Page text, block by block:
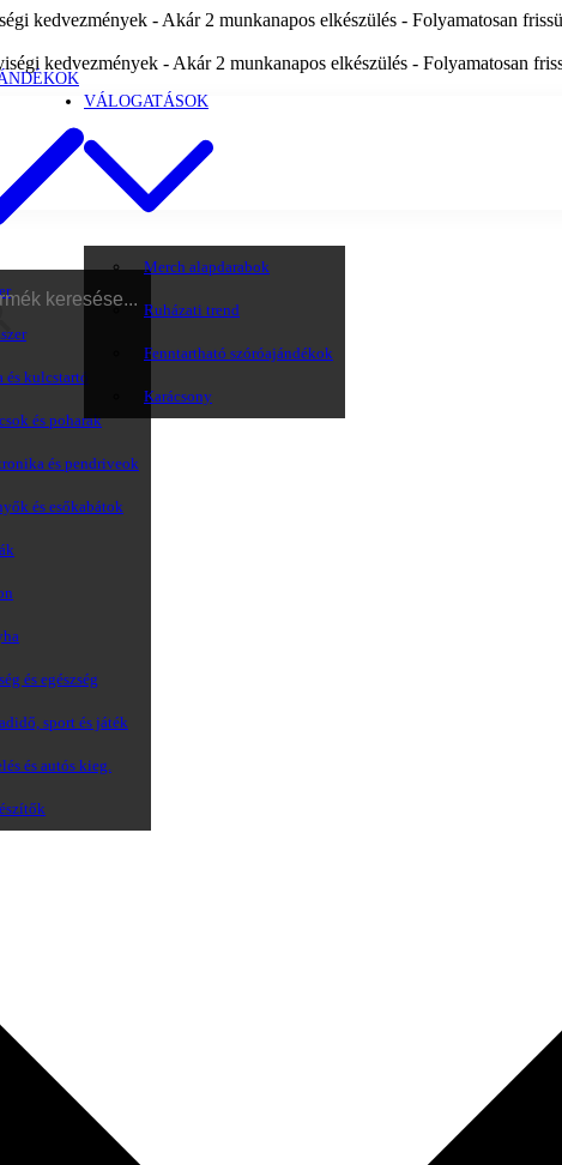
kedvezmények - Akár 2 munkanapos elkészülés - Folyamatosan
kedvezmények - Akár 2 munkanapos elkészülés - Folyamatosan
és kulcstartó
és poharak
és pendriveok
és esőkabátok
és egészség
sport és játék
és autós kieg.
VÁLOGATÁSOK
Merch alapdarabok
Ruházati trend
Fenntartható szóróajándékok
Karácsony